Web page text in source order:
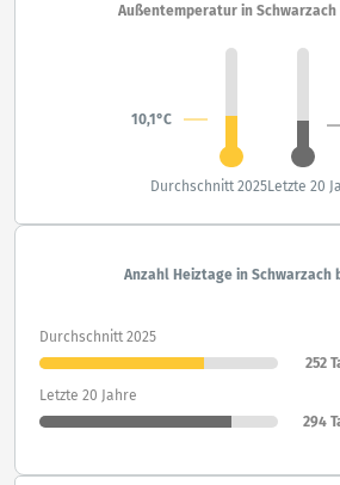
Außentemperatur in Schwarzach
10,1°C
Durchschnitt 2025Letzte 20
Anzahl Heiztage in Schwarzach
Durchschnitt 2025
252
Letzte 20 Jahre
294